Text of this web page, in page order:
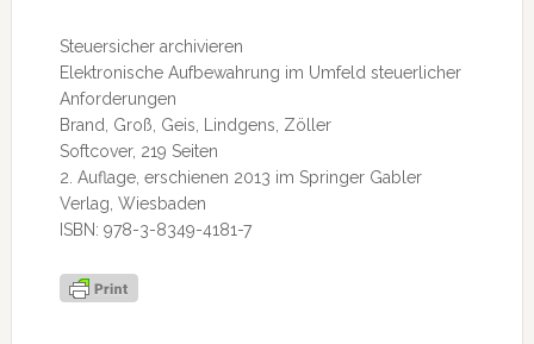
Steuersicher archivieren
Elektronische Aufbewahrung im Umfeld steuerlicher
Anforderungen
Brand, Groß, Geis, Lindgens, Zöller
Softcover, 219 Seiten
2. Auflage, erschienen 2013 im Springer Gabler
Verlag, Wiesbaden
ISBN: 978-3-8349-4181-7